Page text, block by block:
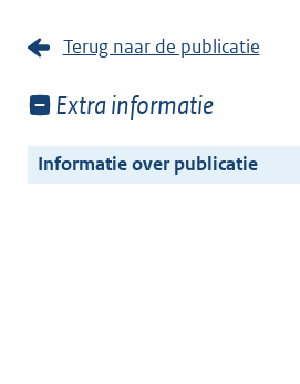
Terug naar de publicatie
Toon
van:
Extra informatie
Informatie over publicatie